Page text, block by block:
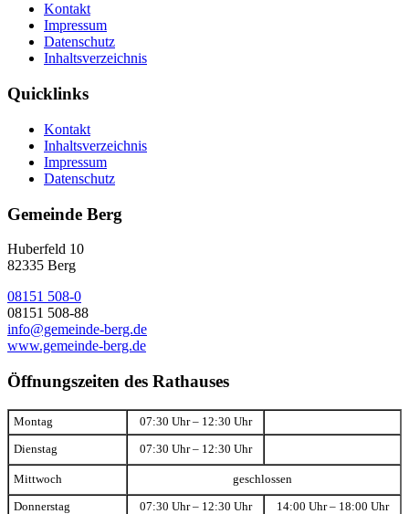
Kontakt
Impressum
Datenschutz
Inhaltsverzeichnis
Quicklinks
Kontakt
Inhaltsverzeichnis
Impressum
Datenschutz
Gemeinde Berg
Huberfeld 10
82335 Berg
08151 508-0
08151 508-88
info@gemeinde-berg.de
www.gemeinde-berg.de
Öffnungszeiten des Rathauses
Montag 07:30 Uhr – 12:30 Uhr
Dienstag 07:30 Uhr – 12:30 Uhr
Mittwoch geschlossen
Donnerstag 07:30 Uhr – 12:30 Uhr 14:00 Uhr – 18:00 Uhr